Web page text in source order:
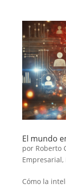
El mundo
por Roberto
Empresarial,
Cómo la